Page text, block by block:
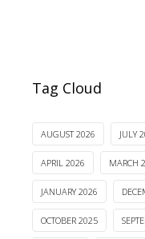
Tag Cloud
AUGUST 2026 JULY
APRIL 2026 MARCH
JANUARY 2026
OCTOBER 2025